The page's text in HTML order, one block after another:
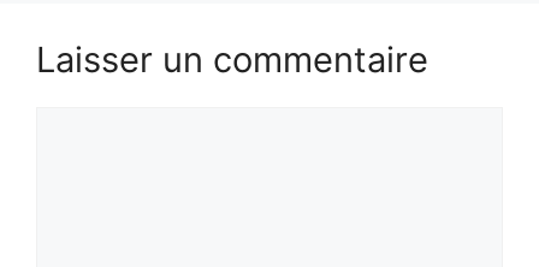
Laisser un commentaire